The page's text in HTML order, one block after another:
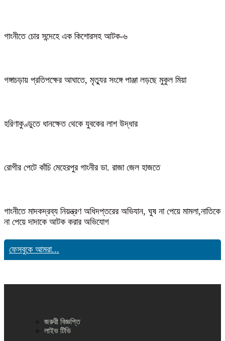
গাংনীতে চোর সন্দেহে এক কিশোরসহ আটক-৬
গঙ্গাচড়ায় প্রতিপক্ষের আঘাতে, মৃত্যুর সংঙ্গে পাঞ্জা লড়ছে মুকুল মিয়া
হরিণাকুণ্ডুতে ধানক্ষেত থেকে যুবকের লাশ উদ্ধার
রোগীর পেটে কাঁচি মেহেরপুর গাংনীর ডা. রাজা জেল হাজতে
গাংনীতে মাদকদ্রব্য নিয়ন্ত্রণ অধিদপ্তরের অভিযান, ঘুষ না পেয়ে মামলা,নাতিকে
না পেয়ে দাদাকে আটক করার অভিযোগ
ফেসবুকে আমরা...
জরুরী বিজ্ঞপ্তি
লাইভ টিভি